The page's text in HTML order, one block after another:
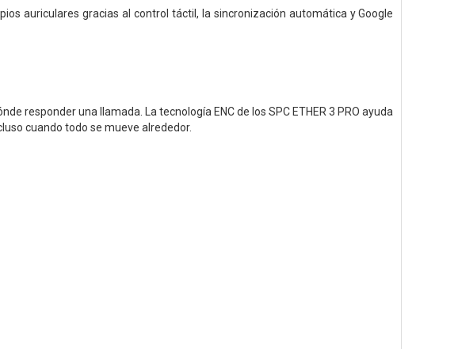
auriculares gracias al control táctil, la sincronización automática y Google
responder una llamada. La tecnología ENC de los SPC ETHER 3 PRO ayuda
cuando todo se mueve alrededor.